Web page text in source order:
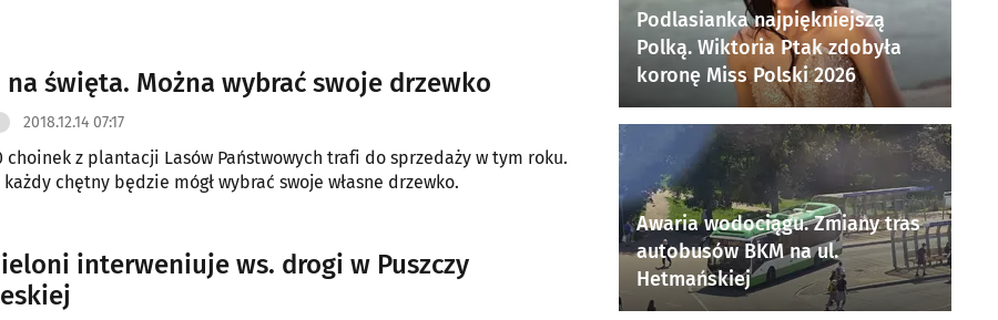
święta. Można wybrać swoje drzewko
2018.12.14 07:17
choinek z plantacji Lasów Państwowych trafi do sprzedaży w tym roku.
chętny będzie mógł wybrać swoje własne drzewko.
interweniuje ws. drogi w Puszczy
Podlasianka najpiękniejszą
Polką. Wiktoria Ptak zdobyła
koronę Miss Polski 2026
Awaria wodociągu. Zmiany tras
autobusów BKM na ul.
Hetmańskiej